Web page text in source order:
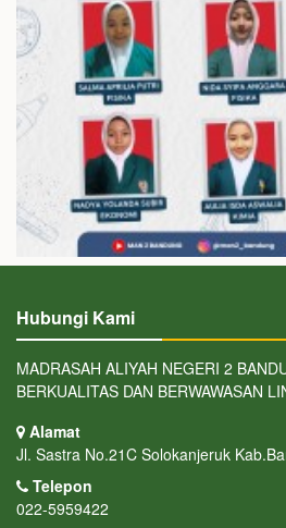
Hubungi Kami
MADRASAH ALIYAH NEGERI 2
BERKUALITAS DAN BERWAWASAN
Alamat
Jl. Sastra No.21C Solokanjeruk
Telepon
022-5959422